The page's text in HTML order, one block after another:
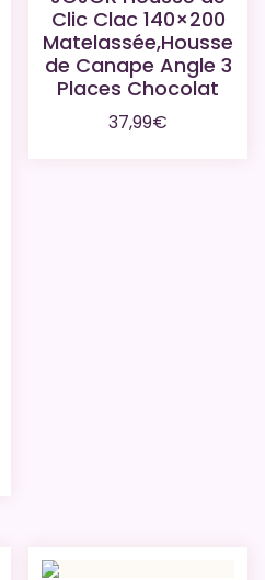
Clic Clac 140×200
Matelassée,Housse
de Canape Angle 3
Places Chocolat
37,99€